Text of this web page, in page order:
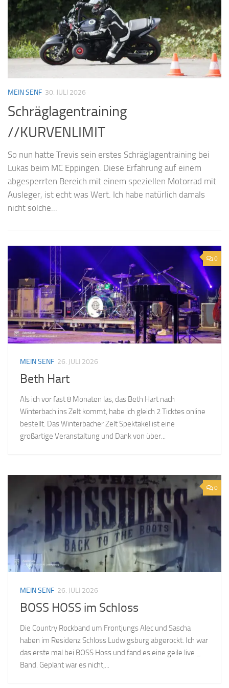
MEIN SENF 30. JULI 2026
Schräglagentraining
//KURVENLIMIT
So nun hatte Trevis sein erstes Schräglagentraining bei
Lukas beim MC Eppingen. Diese Erfahrung auf einem
abgesperrten Bereich mit einem speziellen Motorrad mit
Ausleger, ist echt was Wert. Ich habe natürlich damals
nicht solche...
0
MEIN SENF 26. JULI 2026
Beth Hart
Als ich vor fast 8 Monaten las, das Beth Hart nach
Winterbach ins Zelt kommt, habe ich gleich 2 Ticktes online
bestellt. Das Winterbacher Zelt Spektakel ist eine
großartige Veranstaltung und Dank von über...
0
MEIN SENF 26. JULI 2026
BOSS HOSS im Schloss
Die Country Rockband um Frontjungs Alec und Sascha
haben im Residenz Schloss Ludwigsburg abgerockt. Ich war
das erste mal bei BOSS Hoss und fand es eine geile live _
Band. Geplant war es nicht,...